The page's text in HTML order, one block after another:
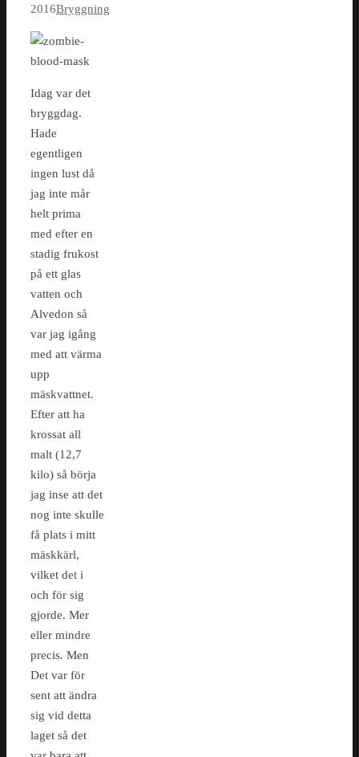
2016Bryggning
Idag var det
bryggdag.
Hade
egentligen
ingen lust då
jag inte mår
helt prima
med efter en
stadig frukost
på ett glas
vatten och
Alvedon så
var jag igång
med att värma
upp
mäskvattnet.
Efter att ha
krossat all
malt (12,7
kilo) så börja
jag inse att det
nog inte skulle
få plats i mitt
mäskkärl,
vilket det i
och för sig
gjorde. Mer
eller mindre
precis. Men
Det var för
sent att ändra
sig vid detta
laget så det